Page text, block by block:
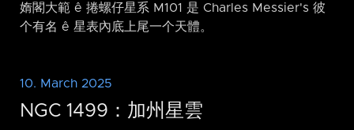
媠閣大範 ê 捲螺仔星系 M101 是 Charles Messier's 彼
个有名 ê 星表內底上尾一个天體。
10. March 2025
NGC 1499：加州星雲